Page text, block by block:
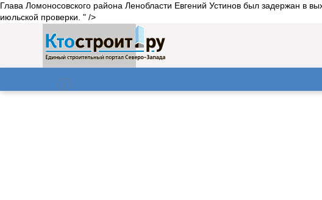
Глава Ломоносовского района Ленобласти Евгений Устинов был задержан в
июльской проверки. " />